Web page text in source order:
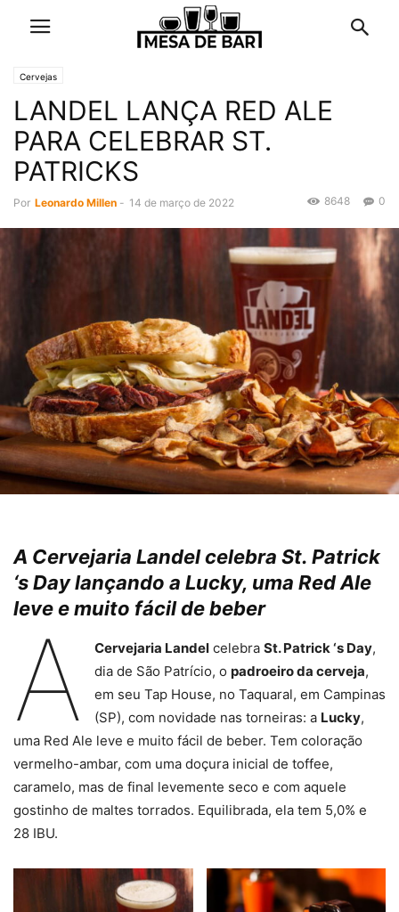
Cervejas
LANDEL LANÇA RED ALE
PARA CELEBRAR ST.
PATRICKS
Por Leonardo Millen - 14 de março de 2022 0
8648
A Cervejaria Landel celebra St. Patrick
‘s Day lançando a Lucky, uma Red Ale
leve e muito fácil de beber
A Cervejaria Landelcelebra St. Patrick ‘s Day,
dia de São Patrício, o padroeiro da cerveja,
em seu Tap House, no Taquaral, em Campinas
(SP), com novidade nas torneiras: a Lucky,
uma Red Ale leve e muito fácil de beber. Tem coloração
vermelho-ambar, com uma doçura inicial de toffee,
caramelo, mas de final levemente seco e com aquele
gostinho de maltes torrados. Equilibrada, ela tem 5,0% e
28 IBU.